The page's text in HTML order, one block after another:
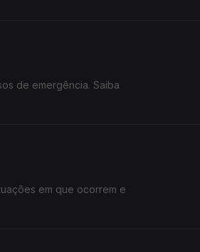
de emergência. Saiba
em que ocorrem e